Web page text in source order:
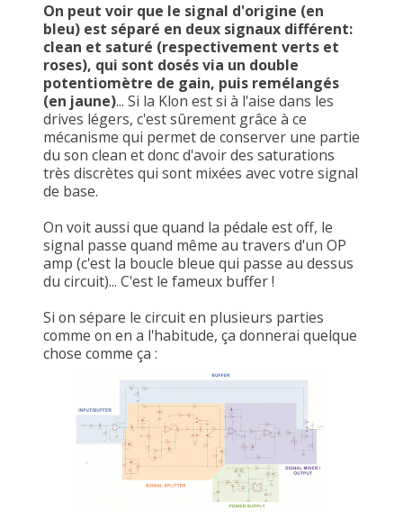
On peut voir que le signal d'origine (en
bleu) est séparé en deux signaux différent:
clean et saturé (respectivement verts et
roses), qui sont dosés via un double
potentiomètre de gain, puis remélangés
(en jaune)... Si la Klon est si à l'aise dans les
drives légers, c'est sûrement grâce à ce
mécanisme qui permet de conserver une partie
du son clean et donc d'avoir des saturations
très discrètes qui sont mixées avec votre signal
de base.
On voit aussi que quand la pédale est off, le
signal passe quand même au travers d'un OP
amp (c'est la boucle bleue qui passe au dessus
du circuit)... C'est le fameux buffer !
Si on sépare le circuit en plusieurs parties
comme on en a l'habitude, ça donnerai quelque
chose comme ça :